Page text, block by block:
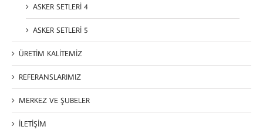
ASKER SETLERİ 4
ASKER SETLERİ 5
ÜRETİM KALİTEMİZ
REFERANSLARIMIZ
MERKEZ VE ŞUBELER
İLETİŞİM